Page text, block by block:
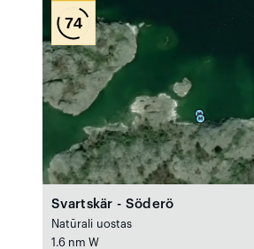
74
Svartskär - Söderö
Natūrali uostas
1.6 nm W